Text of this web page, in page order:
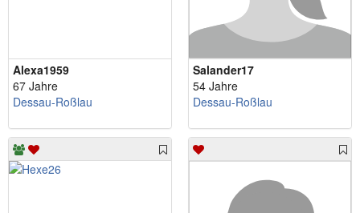
Alexa1959
67 Jahre
Dessau-Roßlau
Salander17
54 Jahre
Dessau-Roßlau